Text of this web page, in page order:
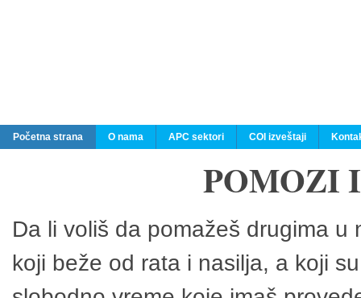
Početna strana O nama APC sektori COI izveštaji
POMOZI
Da li voliš da pomažeš drugima
koji beže od rata i nasilja, a koji